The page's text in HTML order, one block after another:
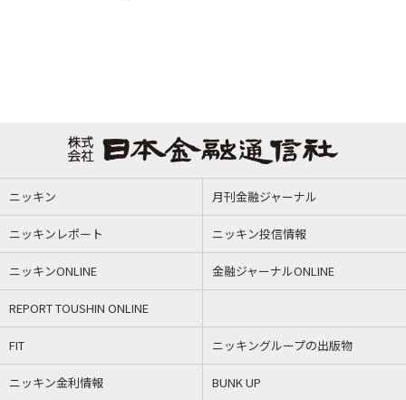
ニッキン 月刊金融ジャーナル
ニッキンレポート ニッキン投信情報
ニッキンONLINE 金融ジャーナルONLINE
REPORT TOUSHIN ONLINE
FIT ニッキングループの出版物
ニッキン金利情報 BUNK UP